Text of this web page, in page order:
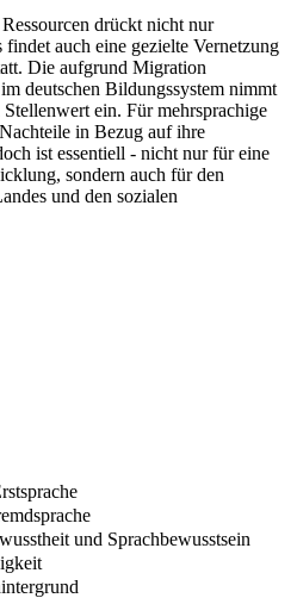
drückt nicht nur
findet auch eine gezielte Vernetzung
Die aufgrund Migration
deutschen Bildungssystem nimmt
ein. Für mehrsprachige
in Bezug auf ihre
ist essentiell - nicht nur für eine
sondern auch für den
und den sozialen
und Sprachbewusstsein